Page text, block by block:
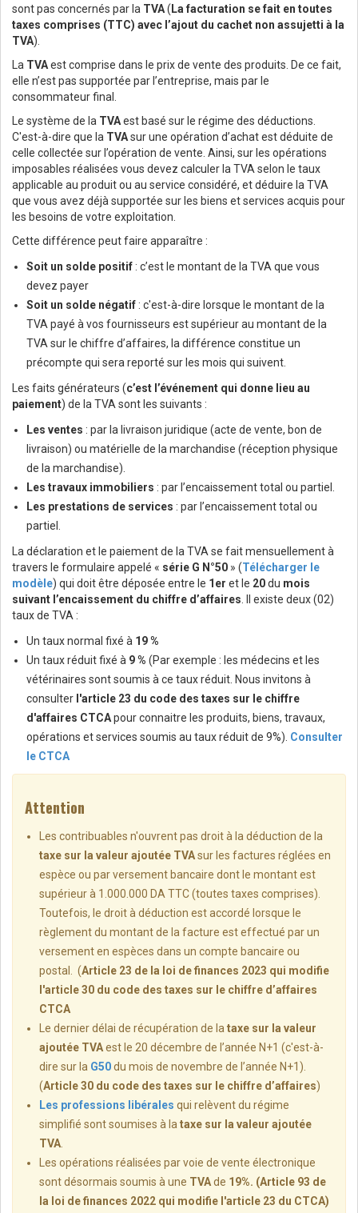
sont pas concernés par la TVA( La facturation se fait en toutes
taxes comprises (TTC) avec l’ajout du cachet non assujetti à la
TVA).
La TVAest comprise dans le prix de vente des produits. De ce fait,
elle n’est pas supportée par l’entreprise, mais par le
consommateur final.
Le système de la TVAest basé sur le régime des déductions.
C'est-à-dire que la TVAsur une opération d’achat est déduite de
celle collectée sur l’opération de vente. Ainsi, sur les opérations
imposables réalisées vous devez calculer la TVA selon le taux
applicable au produit ou au service considéré, et déduire la TVA
que vous avez déjà supportée sur les biens et services acquis pour
les besoins de votre exploitation.
Cette différence peut faire apparaître :
Soit un solde positif : c’est le montant de la TVA que vous
devez payer
Soit un solde négatif : c'est-à-dire lorsque le montant de la
TVA payé à vos fournisseurs est supérieur au montant de la
TVA sur le chiffre d’affaires, la différence constitue un
précompte qui sera reporté sur les mois qui suivent.
Les faits générateurs (c’est l’événement qui donne lieu au
paiement) de la TVA sont les suivants :
Les ventes : par la livraison juridique (acte de vente, bon de
livraison) ou matérielle de la marchandise (réception physique
de la marchandise).
Les travaux immobiliers : par l’encaissement total ou partiel.
Les prestations de services : par l’encaissement total ou
partiel.
La déclaration et le paiement de la TVA se fait mensuellement à
travers le formulaire appelé « série G N°50 » (Télécharger le
modèle) qui doit être déposée entre le 1er et le 20du mois
suivant l’encaissement du chiffre d’affaires . Il existe deux (02)
taux de TVA :
Un taux normal fixé à 19 %
Un taux réduit fixé à 9 % (Par exemple : les médecins et les
vétérinaires sont soumis à ce taux réduit. Nous invitons à
consulter l'article 23 du code des taxes sur le chiffre
d'affaires CTCApour connaitre les produits, biens, travaux,
opérations et services soumis au taux réduit de 9%). Consulter
le CTCA
Attention
Les contribuables n'ouvrent pas droit à la déduction de la
taxe sur la valeur ajoutée TVAsur les factures réglées en
espèce ou par versement bancaire dont le montant est
supérieur à 1.000.000 DA TTC (toutes taxes comprises).
Toutefois, le droit à déduction est accordé lorsque le
règlement du montant de la facture est effectué par un
versement en espèces dans un compte bancaire ou
postal. (Article 23 de la loi de finances 2023 qui modifie
l'article 30 du code des taxes sur le chiffre d’affaires
CTCA
Le dernier délai de récupération de la taxe sur la valeur
ajoutée TVAest le 20 décembre de l’année N+1 (c'est-à-
dire sur la G50du mois de novembre de l’année N+1).
(Article 30 du code des taxes sur le chiffre d’affaires)
Les professions libérales qui relèvent du régime
simplifié sont soumises à la taxe sur la valeur ajoutée
TVA
Les opérations réalisées par voie de vente électronique
sont désormais soumis à une TVAde 19%. (Article 93 de
la loi de finances 2022 qui modifie l'article 23 du CTCA)